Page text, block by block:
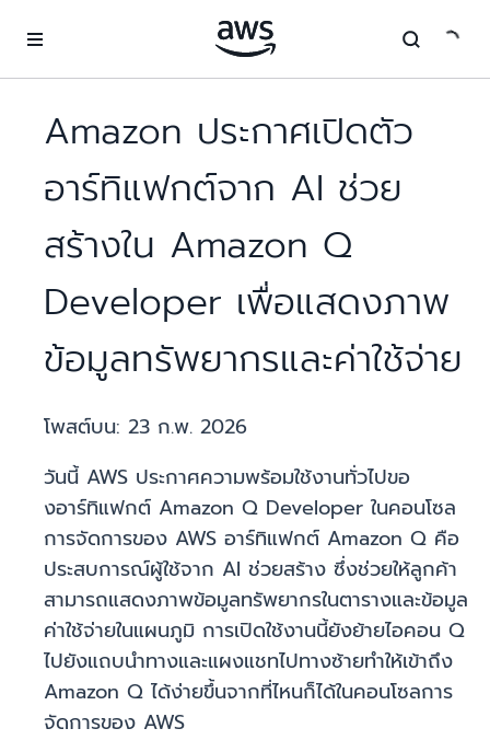
Amazon ประกาศเปิดตัว
อาร์ทิแฟกต์จาก AI ช่วย
สร้างใน Amazon Q
Developer เพื่อแสดงภาพ
ข้อมูลทรัพยากรและค่าใช้จ่าย
โพสต์บน: 23 ก.พ. 2026
วันนี้ AWS ประกาศความพร้อมใช้งานทั่วไปขอ
งอาร์ทิแฟกต์ Amazon Q Developer ในคอนโซล
การจัดการของ AWS อาร์ทิแฟกต์ Amazon Q คือ
ประสบการณ์ผู้ใช้จาก AI ช่วยสร้าง ซึ่งช่วยให้ลูกค้า
สามารถแสดงภาพข้อมูลทรัพยากรในตารางและข้อมูล
ค่าใช้จ่ายในแผนภูมิ การเปิดใช้งานนี้ยังย้ายไอคอน Q
ไปยังแถบนำทางและแผงแชทไปทางซ้ายทำให้เข้าถึง
Amazon Q ได้ง่ายขึ้นจากที่ไหนก็ได้ในคอนโซลการ
จัดการของ AWS